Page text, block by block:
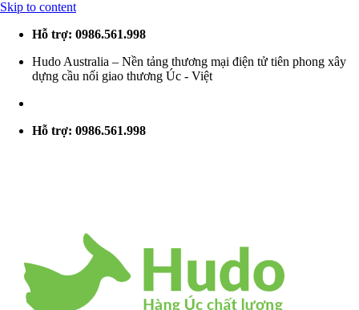
Skip to content
Hỗ trợ: 0986.561.998
Hudo Australia – Nền tảng thương mại điện tử tiên phong xây
dựng cầu nối giao thương Úc - Việt
Hỗ trợ: 0986.561.998